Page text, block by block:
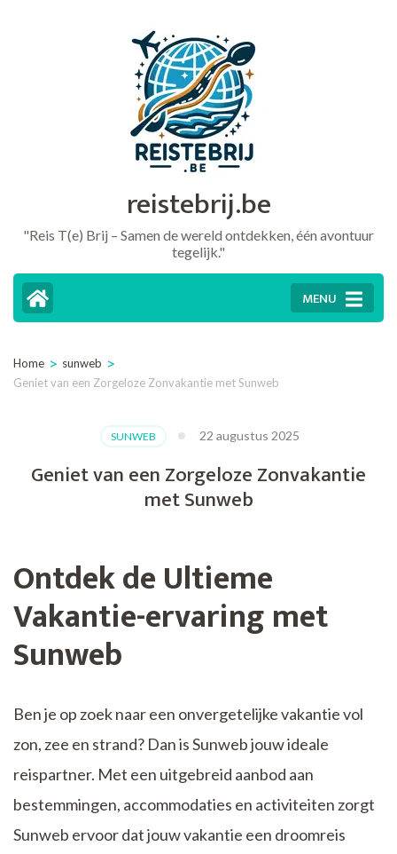
reistebrij.be
"Reis T(e) Brij – Samen de wereld ontdekken, één avontuur
tegelijk."
MENU
Home > sunweb >
Geniet van een Zorgeloze Zonvakantie met Sunweb
SUNWEB 22 augustus 2025
Geniet van een Zorgeloze Zonvakantie
met Sunweb
Ontdek de Ultieme
Vakantie-ervaring met
Sunweb
Ben je op zoek naar een onvergetelijke vakantie vol
zon, zee en strand? Dan is Sunweb jouw ideale
reispartner. Met een uitgebreid aanbod aan
bestemmingen, accommodaties en activiteiten zorgt
Sunweb ervoor dat jouw vakantie een droomreis